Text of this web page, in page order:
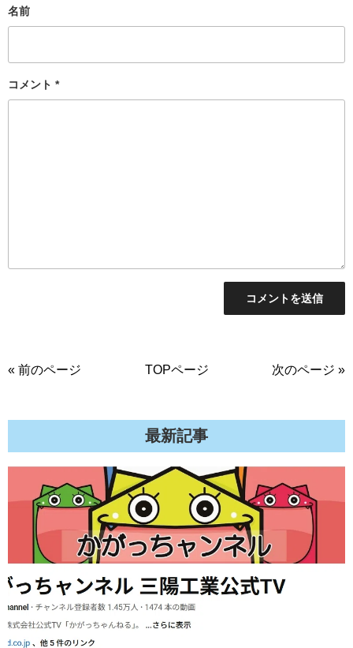
コメント *
名前
« 前のページ TOPページ 次のページ »
最新記事